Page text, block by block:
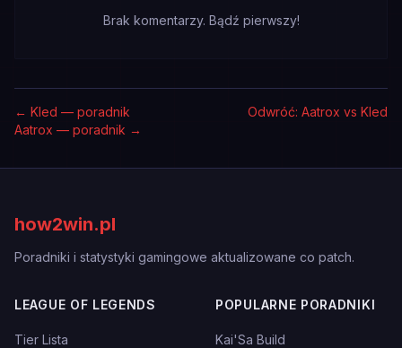
Brak komentarzy. Bądź pierwszy!
← Kled — poradnik
Odwróć: Aatrox vs Kled
Aatrox — poradnik →
how2win.pl
Poradniki i statystyki gamingowe aktualizowane co patch.
LEAGUE OF LEGENDS
Tier Lista
POPULARNE PORADNIKI
Kai'Sa Build